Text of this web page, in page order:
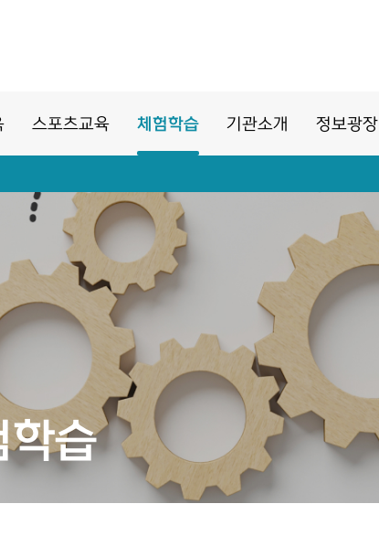
스포츠교육 체험학습 기관소개 정보광장
학습